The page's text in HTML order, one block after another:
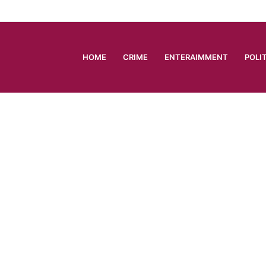
HOME CRIME ENTERAIMMENT